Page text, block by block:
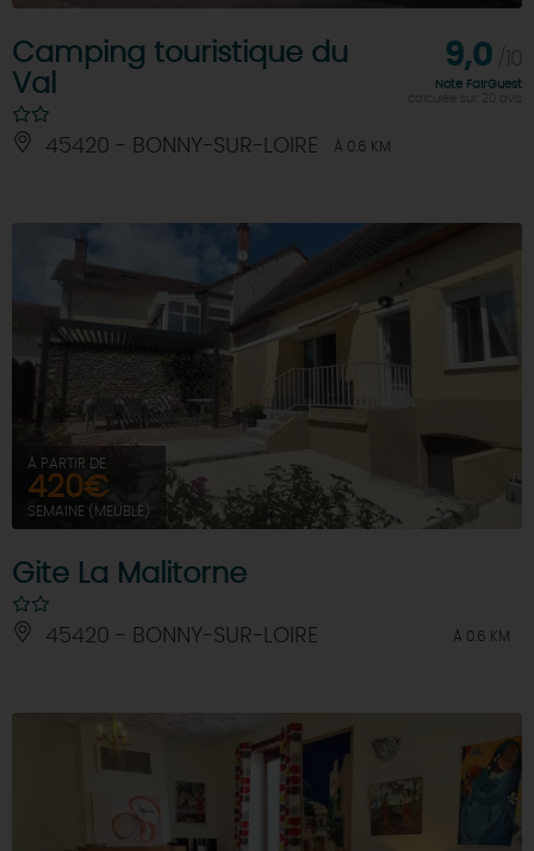
Camping touristique du
Val
45420 - BONNY-SUR-LOIRE À 0.6 KM
9,0
Note FairGuest
calculée sur 20 avis
À PARTIR DE
420€
SEMAINE (MEUBLÉ)
Gite La Malitorne
45420 - BONNY-SUR-LOIRE À 0.6 KM